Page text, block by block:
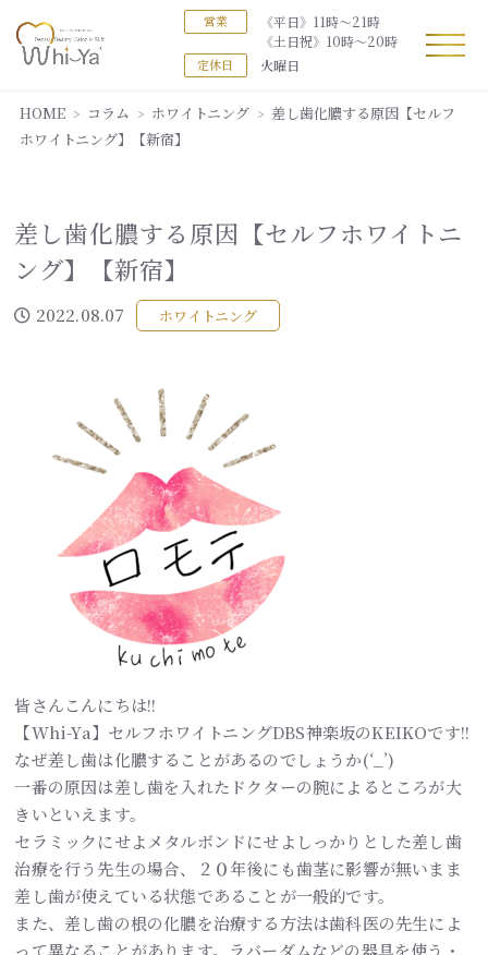
営業
《平日》11時～21時
《土日祝》10時～20時
定休日 火曜日
HOME コラム ホワイトニング
差し歯化膿する原因【セルフ
ホワイトニング】【新宿】
差し歯化膿する原因【セルフホワイトニ
ング】【新宿】
2022.08.07 ホワイトニング
皆さんこんにちは!!
【Whi-Ya】セルフホワイトニングDBS神楽坂のKEIKOです!!
なぜ差し歯は化膿することがあるのでしょうか(‘_’)
一番の原因は差し歯を入れたドクターの腕によるところが大
きいといえます。
セラミックにせよメタルボンドにせよしっかりとした差し歯
治療を行う先生の場合、２０年後にも歯茎に影響が無いまま
差し歯が使えている状態であることが一般的です。
また、差し歯の根の化膿を治療する方法は歯科医の先生によ
って異なることがあります。ラバーダムなどの器具を使う・